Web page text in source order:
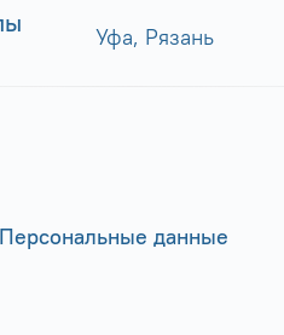
Уфа, Рязань
Персональные данные